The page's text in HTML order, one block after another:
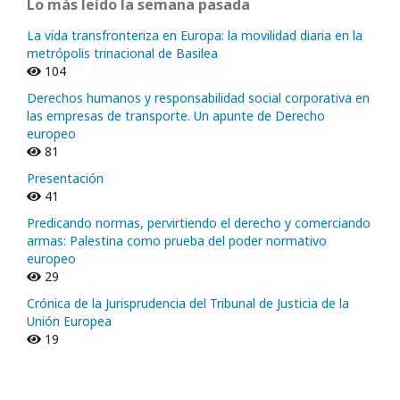
Lo más leído la semana pasada
La vida transfronteriza en Europa: la movilidad diaria en la
metrópolis trinacional de Basilea
104
Derechos humanos y responsabilidad social corporativa en
las empresas de transporte. Un apunte de Derecho
europeo
81
Presentación
41
Predicando normas, pervirtiendo el derecho y comerciando
armas: Palestina como prueba del poder normativo
europeo
29
Crónica de la Jurisprudencia del Tribunal de Justicia de la
Unión Europea
19